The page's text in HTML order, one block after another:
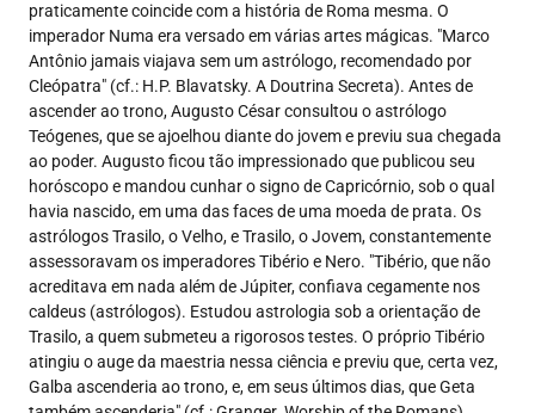
praticamente coincide com a história de Roma mesma. O
imperador Numa era versado em várias artes mágicas. "Marco
Antônio jamais viajava sem um astrólogo, recomendado por
Cleópatra" (cf.: H.P. Blavatsky. A Doutrina Secreta). Antes de
ascender ao trono, Augusto César consultou o astrólogo
Teógenes, que se ajoelhou diante do jovem e previu sua chegada
ao poder. Augusto ficou tão impressionado que publicou seu
horóscopo e mandou cunhar o signo de Capricórnio, sob o qual
havia nascido, em uma das faces de uma moeda de prata. Os
astrólogos Trasilo, o Velho, e Trasilo, o Jovem, constantemente
assessoravam os imperadores Tibério e Nero. "Tibério, que não
acreditava em nada além de Júpiter, confiava cegamente nos
caldeus (astrólogos). Estudou astrologia sob a orientação de
Trasilo, a quem submeteu a rigorosos testes. O próprio Tibério
atingiu o auge da maestria nessa ciência e previu que, certa vez,
Galba ascenderia ao trono, e, em seus últimos dias, que Geta